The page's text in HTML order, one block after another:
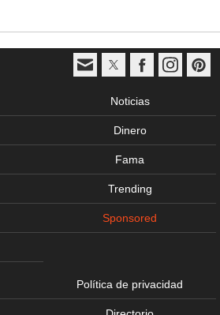
Noticias
Dinero
Fama
Trending
Sponsored
Política de privacidad